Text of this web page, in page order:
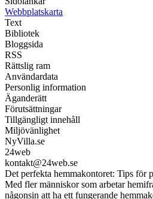
Webbplatskarta
Text
Bibliotek
Bloggsida
RSS
Rättslig ram
Användardata
Personlig information
Äganderätt
Förutsättningar
Tillgängligt innehåll
Miljövänlighet
NyVilla.se
24web
kontakt@24web.se
Det perfekta hemmakontoret: Tips för
Med fler människor som arbetar
någonsin att ha ett fungerande